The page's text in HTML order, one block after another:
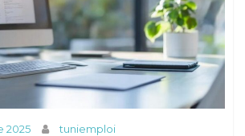
2025 tuniemploi